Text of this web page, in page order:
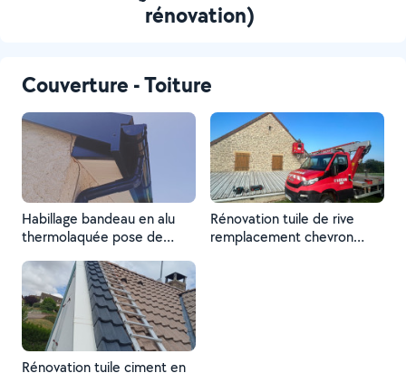
rénovation)
Couverture - Toiture
Habillage bandeau en alu
thermolaquée pose de
habillage frisette PVC blanc
Rénovation tuile de rive
remplacement chevron
Rénovation tuile ciment en